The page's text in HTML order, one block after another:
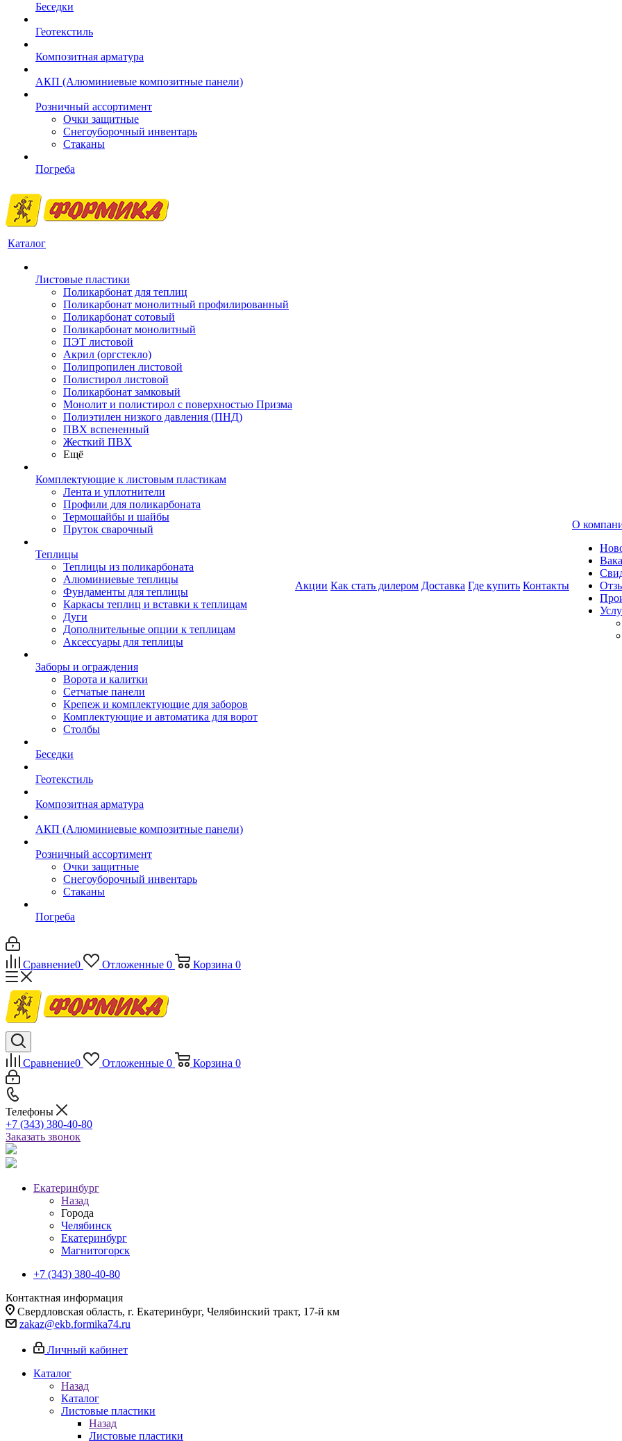
Беседки
Геотекстиль
Композитная арматура
АКП (Алюминиевые композитные панели)
Розничный ассортимент
Очки защитные
Снегоуборочный инвентарь
Стаканы
Погреба
Каталог
Листовые пластики
Поликарбонат для теплиц
Поликарбонат монолитный профилированный
Поликарбонат сотовый
Поликарбонат монолитный
ПЭТ листовой
Акрил (оргстекло)
Полипропилен листовой
Полистирол листовой
Поликарбонат замковый
Монолит и полистирол с поверхностью Призма
Полиэтилен низкого давления (ПНД)
ПВХ вспененный
Жесткий ПВХ
Ещё
Комплектующие к листовым пластикам
Лента и уплотнители
Профили для поликарбоната
Термошайбы и шайбы
Пруток сварочный
Теплицы
Теплицы из поликарбоната
Алюминиевые теплицы
Фундаменты для теплицы
Каркасы теплиц и вставки к теплицам
Дуги
Дополнительные опции к теплицам
Аксессуары для теплицы
Заборы и ограждения
Ворота и калитки
Сетчатые панели
Крепеж и комплектующие для заборов
Комплектующие и автоматика для ворот
Столбы
Беседки
Геотекстиль
Композитная арматура
АКП (Алюминиевые композитные панели)
Розничный ассортимент
Очки защитные
Снегоуборочный инвентарь
Стаканы
Погреба
Акции Как стать дилером Доставка Где купить Контакты
О
Сравнение0 Отложенные 0 Корзина 0
Сравнение0 Отложенные 0 Корзина 0
Телефоны
+7 (343) 380-40-80
Заказать звонок
Екатеринбург
Назад
Города
Челябинск
Екатеринбург
Магнитогорск
+7 (343) 380-40-80
Контактная информация
Свердловская область, г. Екатеринбург, Челябинский тракт, 17-й км
zakaz@ekb.formika74.ru
Личный кабинет
Каталог
Назад
Каталог
Листовые пластики
Назад
Листовые пластики